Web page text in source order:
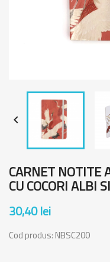

CARNET NOTITE
CU COCORI ALBI
30,40 lei
Cod produs: NBSC200